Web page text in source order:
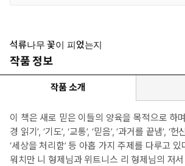
석류나무 꽃이 피었는지
작품 정보
작품 소개
이 책은 새로 믿은 이들의 양육을 목적으로 하며
경 읽기’, ‘기도’, ‘교통’, ‘믿음’, ‘과거를 끝냄’, ‘헌
‘세상을 처리함’ 등 아홉 가지 주제를 다루고
워치만 니 형제님과 위트니스 리 형제님의 저